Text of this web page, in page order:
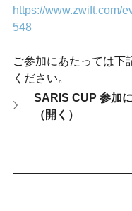
https://www.zwift.com/
548
ご参加にあたっては下
ください。
SARIS CUP 参加
（開く）